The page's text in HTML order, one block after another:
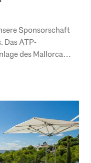
Sponsorschaft
Das ATP-
des Mallorca